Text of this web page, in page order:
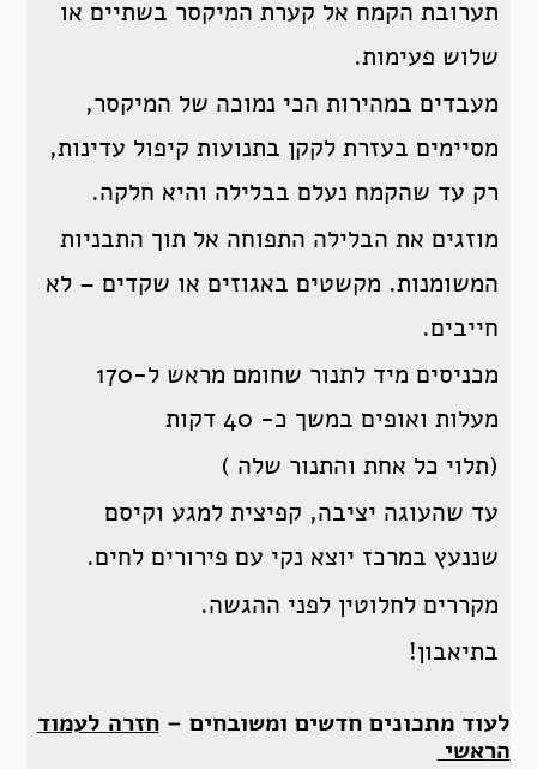
תערובת הקמח אל קערת המיקסר בשתיים או
שלוש פעימות.
מעבדים במהירות הכי נמוכה של המיקסר,
מסיימים בעזרת לקקן בתנועות קיפול עדינות,
רק עד שהקמח נעלם בבלילה והיא חלקה.
מוזגים את הבלילה התפוחה אל תוך התבניות
המשומנות. מקשטים באגוזים או שקדים – לא
חייבים.
מכניסים מיד לתנור שחומם מראש ל-170
מעלות ואופים במשך כ- 40 דקות
(תלוי כל אחת והתנור שלה )
עד שהעוגה יציבה, קפיצית למגע וקיסם
שננעץ במרכז יוצא נקי עם פירורים לחים.
מקררים לחלוטין לפני ההגשה.
בתיאבון!
לעוד מתכונים חדשים ומשובחים –חזרה לעמוד
הראשי